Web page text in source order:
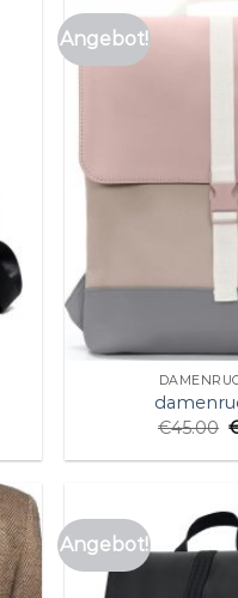
Angebot!
€45.00
Angebot!